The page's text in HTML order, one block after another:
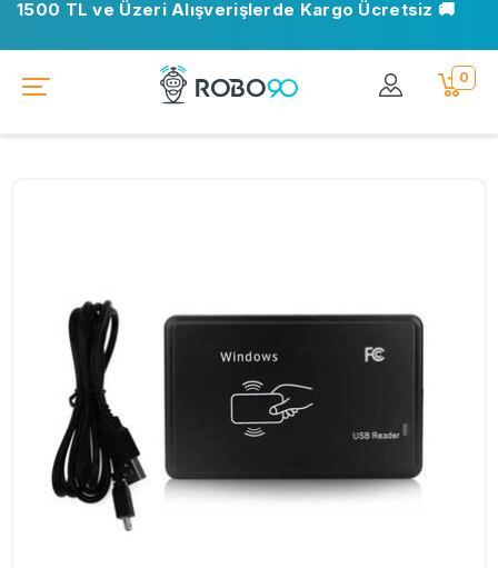
1500 TL ve Üzeri Alışverişlerde Kargo Ücretsiz 🚚
0